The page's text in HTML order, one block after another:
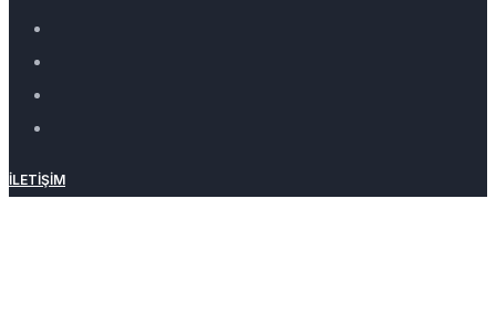
İLETIŞIM